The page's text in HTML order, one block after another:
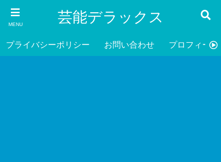
MENU 芸能デラックス
プライバシーポリシー お問い合わせ プロフィール